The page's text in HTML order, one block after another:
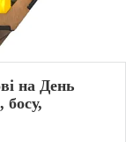
на День
босу,